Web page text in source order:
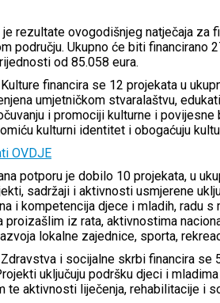
rezultate ovogodišnjeg natječaja za
području. Ukupno će biti financirano
od 85.058 eura.
financira se 12 projekata u
umjetničkom stvaralaštvu,
i promociji kulturne i povijesne
kulturni identitet i obogaćuju
OVDJE
potporu je dobilo 10 projekata, u
sadržaji i aktivnosti usmjerene
i kompetencija djece i mladih, radu s
proizašlim iz rata, aktivnostima
lokalne zajednice, sporta,
i socijalne skrbi financira se
uključuju podršku djeci i
te aktivnosti liječenja, rehabilitacije i